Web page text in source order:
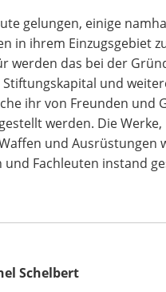
gelungen, einige
in ihrem Einzugsgebiet
werden das bei der
und
ihr von Freunden und
werden. Die Werke,
und Ausrüstungen
und Fachleuten instand
Schelbert